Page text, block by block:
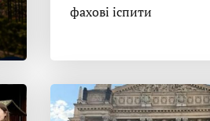
фахові іспити